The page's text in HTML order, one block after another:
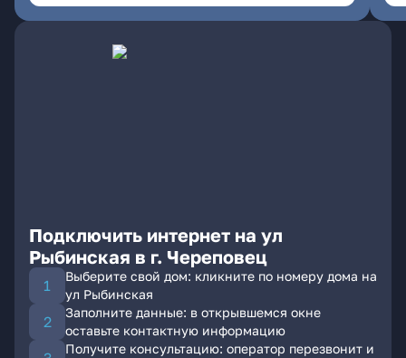
Подключить интернет на ул
Рыбинская в г. Череповец
Выберите свой дом: кликните по номеру дома на
ул Рыбинская
Заполните данные: в открывшемся окне
оставьте контактную информацию
Получите консультацию: оператор перезвонит и